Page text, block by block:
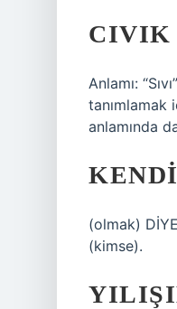
CIVIK
Anlamı:
tanımlamak
anlamında
(olmak)
(kimse).